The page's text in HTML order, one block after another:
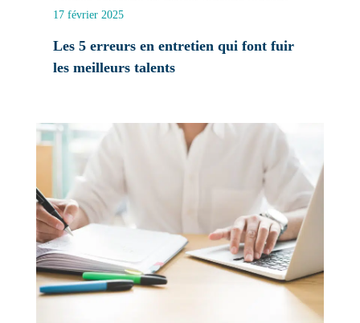
17 février 2025
Les 5 erreurs en entretien qui font fuir
les meilleurs talents